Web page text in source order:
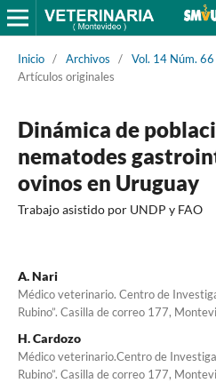
Inicio / Archivos / Vol. 14 Núm.
Artículos originales
Dinámica de
nematodes
ovinos en Uruguay
Trabajo asistido por UNDP y FAO
A. Nari
Médico veterinario. Centro de
Rubino”. Casilla de correo 177,
H. Cardozo
Médico veterinario.Centro de
Rubino”. Casilla de correo 177,